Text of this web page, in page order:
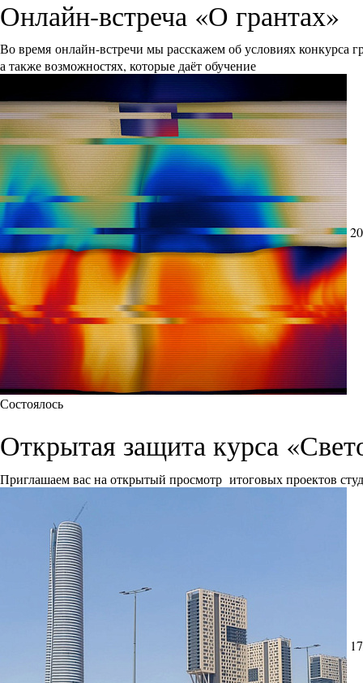
Онлайн-встреча «О грантах»
Во время онлайн-встречи мы расскажем об условиях
а также возможностях, которые даёт обучение
Состоялось
Открытая защита курса
Приглашаем вас на открытый просмотр итоговых проектов